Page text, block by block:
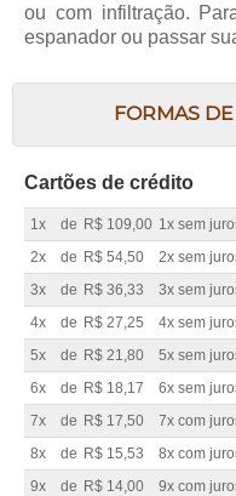
ou com infiltração.
espanador ou passar
FORMAS
Cartões de crédito
1x de R$ 109,00 1x sem
2x
de R$ 54,50 2x sem
3x
de R$ 36,33 3x sem
4x
de R$ 27,25 4x sem
5x
de R$ 21,80 5x sem
6x
de R$ 18,17 6x sem
7x
de R$ 17,50 7x com
8x
de R$ 15,53 8x com
9x
de R$ 14,00 9x com